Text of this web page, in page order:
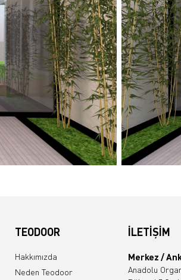
TEODOOR
Hakkımızda
Neden Teodoor
İLETİŞİM
Merkez /
Anadolu